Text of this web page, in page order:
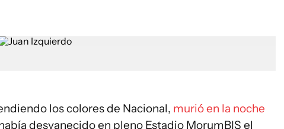
los colores de Nacional, murió en la noche
desvanecido en pleno Estadio MorumBIS el